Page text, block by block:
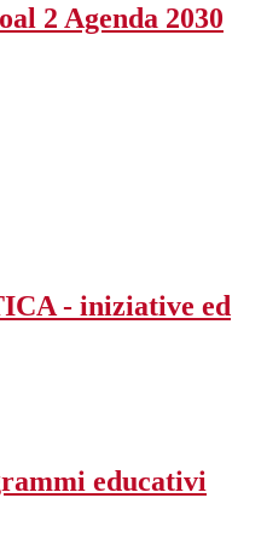
2 Agenda 2030
- iniziative ed
educativi